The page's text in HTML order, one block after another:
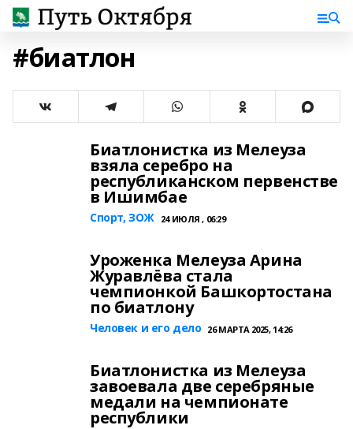
#биатлон
Биатлонистка из Мелеуза
взяла серебро на
республиканском первенстве
в Ишимбае
Спорт, ЗОЖ 24 ИЮЛЯ , 06:29
Уроженка Мелеуза Арина
Журавлёва стала
чемпионкой Башкортостана
по биатлону
Человек и его дело 26 МАРТА 2025, 14:26
Биатлонистка из Мелеуза
завоевала две серебряные
медали на чемпионате
республики